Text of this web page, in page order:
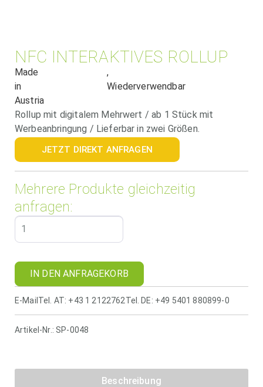
NFC INTERAKTIVES ROLLUP
Made
in
Austria
,
Wiederverwendbar
Rollup mit digitalem Mehrwert / ab 1 Stück mit
Werbeanbringung / Lieferbar in zwei Größen.
JETZT DIREKT ANFRAGEN
Mehrere Produkte gleichzeitig
anfragen:
IN DEN ANFRAGEKORB
E-Mail Tel. AT: +43 1 2122762Tel. DE: +49 5401 880899-0
Artikel-Nr.: SP-0048
Beschreibung